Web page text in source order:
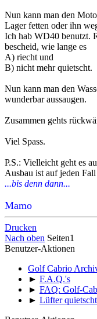
Nun kann man den
Lager fetten oder ihn
Ich hab WD40 benutzt.
bescheid, wie lange es
A) riecht und
B) nicht mehr quietscht.
Nun kann man den
wunderbar aussaugen.
Zusammen gehts
Viel Spass.
P.S.: Vielleicht geht es
Ausbau ist auf jeden
...bis denn dann...
Mamo
Drucken
Nach oben Seiten1
Benutzer-Aktionen
Golf Cabrio
► F.A.Q.'s
► FAQ: Golf-
► Lüfter quietscht